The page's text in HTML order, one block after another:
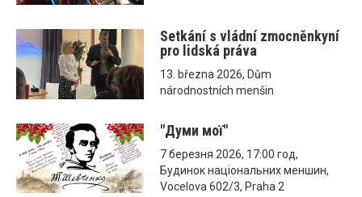
Setkání s vládní zmocněnkyní
pro lidská práva
13. března 2026, Dům
národnostních menšin
"Думи мої"
7 березня 2026, 17:00 год,
Будинок національних меншин,
Vocelova 602/3, Praha 2